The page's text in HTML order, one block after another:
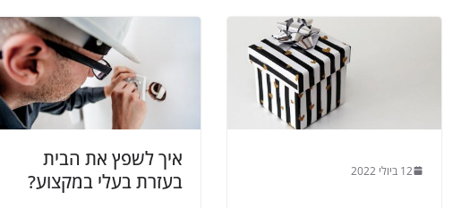
12 ביולי 2022
איך לשפץ את הבית
בעזרת בעלי במקצוע?